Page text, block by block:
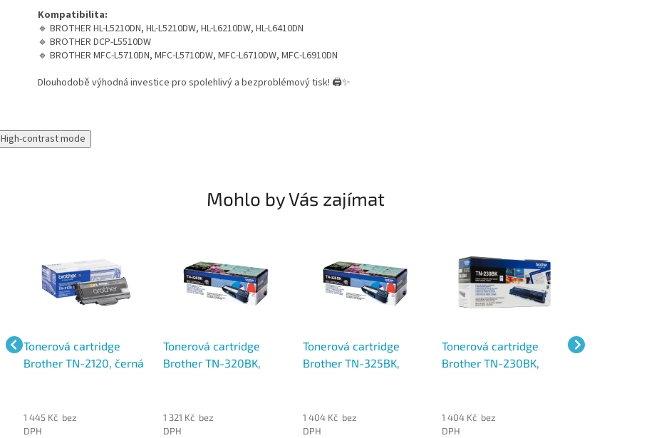
Kompatibilita:
🔹 BROTHER HL-L5210DN, HL-L5210DW, HL-L6210DW, HL-L6410DN
🔹 BROTHER DCP-L5510DW
🔹 BROTHER MFC-L5710DN, MFC-L5710DW, MFC-L6710DW, MFC-L6910DN
Dlouhodobě výhodná investice pro spolehlivý a bezproblémový tisk! 🖨✨
High-contrast mode
Mohlo by Vás zajímat
Tonerová cartridge
Brother TN-2120, černá
1 445 Kč bez
DPH
Tonerová cartridge
Brother TN-320BK,
1 321 Kč bez
DPH
Tonerová cartridge
Brother TN-325BK,
1 404 Kč bez
DPH
Tonerová cartridge
Brother TN-230BK,
1 404 Kč bez
DPH
Tonerová